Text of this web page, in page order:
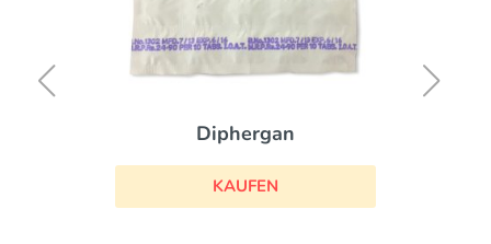
Diphergan
KAUFEN